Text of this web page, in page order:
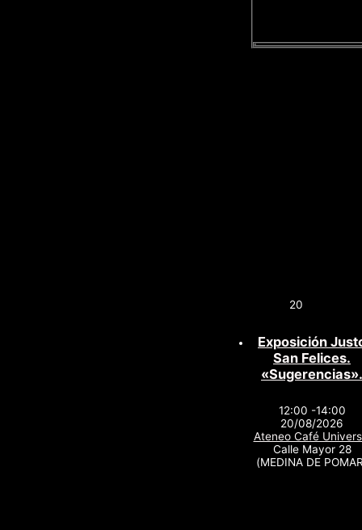
20
Exposición
San Felices.
«Sugerencias».
12:00 -14:00
20/08/2026
Ateneo Café
Calle Mayor 28
(MEDINA DE